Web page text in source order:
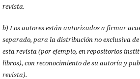
revista.
b) Los autores están autorizados a firmar
separado, para la distribución no exclusiva
esta revista (por ejemplo, en repositorios
libros), con reconocimiento de su autoría y
revista).